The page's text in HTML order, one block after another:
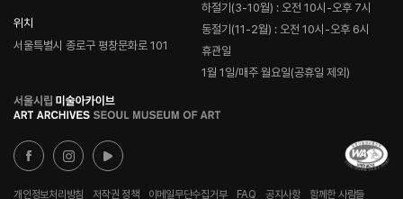
위치
서울특별시 종로구 평창문화로 101
하절기(3-10월) : 오전 10시-오후 7시
동절기(11-2월) : 오전 10시-오후 6시
휴관일
1월 1일/매주 월요일(공휴일 제외)
로
고
개인정보처리방침 저작권 정책 이메일무단수집거부 FAQ 공지사항 함께한 사람들